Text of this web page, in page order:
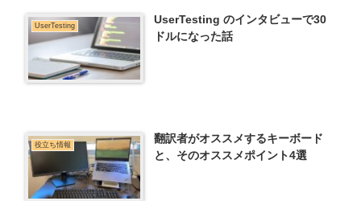
UserTesting
UserTesting のインタビューで30
ドルになった話
役立ち情報
翻訳者がオススメするキーボード
と、そのオススメポイント4選